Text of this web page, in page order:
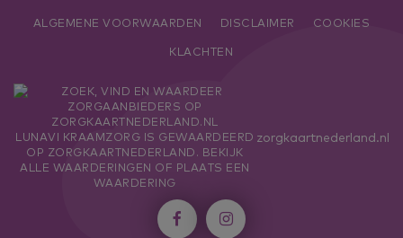
ALGEMENE VOORWAARDEN DISCLAIMER
COOKIES
KLACHTEN
LUNAVI KRAAMZORG IS GEWAARDEERD
OP ZORGKAARTNEDERLAND. BEKIJK
ALLE WAARDERINGEN OF PLAATS EEN
WAARDERING
zorgkaartnederland.nl
 